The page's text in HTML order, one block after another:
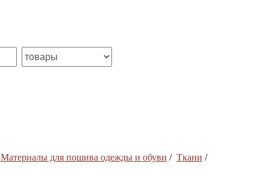
Материалы для пошива одежды и обуви / Ткани /